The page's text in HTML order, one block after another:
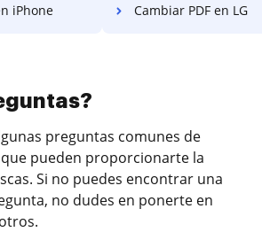
iPhone Cambiar PDF en LG
preguntas comunes de
pueden proporcionarte la
Si no puedes encontrar una
no dudes en ponerte en